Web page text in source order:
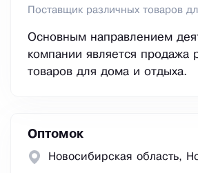
Поставщик различных товаров
Основным направлением
компании является продажа
товаров для дома и отдыха.
Оптомок
Новосибирская область,